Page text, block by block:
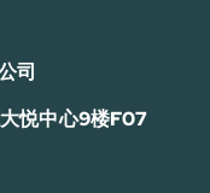
司
悦中心9楼F07